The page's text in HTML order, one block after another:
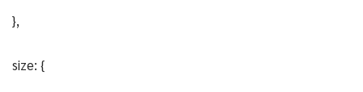
},
size: {